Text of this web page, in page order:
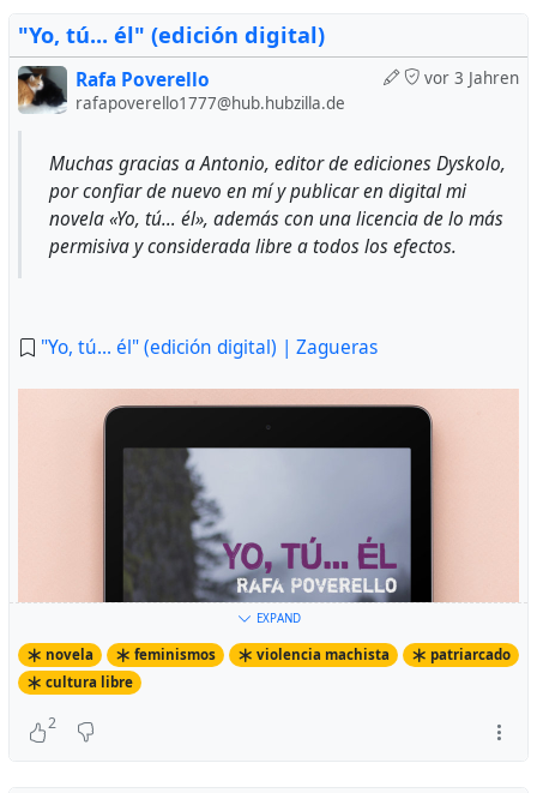
1ª edición septiembre 2024
Ediciones Dyskolo
ISBN: 978-84-128259-1-6
Depósito Legal: AB 408-2024
Reserva ahora tu ejemplar con un 10% de descuento y
recíbelo en casa en los primeros días de septiembre
"Yo, tú... él" (edición digital)
vor 3 Jahren
Rafa Poverello
rafapoverello1777@hub.hubzilla.de
Muchas gracias a Antonio, editor de ediciones Dyskolo,
por confiar de nuevo en mí y publicar en digital mi
novela «Yo, tú… él», además con una licencia de lo más
permisiva y considerada libre a todos los efectos.
"Yo, tú... él" (edición digital) | Zagueras
EXPAND
novela feminismos violencia machista
patriarcado
cultura libre
2